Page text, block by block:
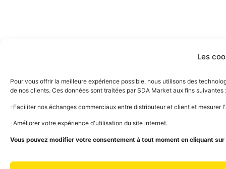
Les
Pour vous offrir la meilleure expérience possible, nous utilisons des
de nos clients. Ces données sont traitées par SDA Market aux fins suivantes
-Faciliter nos échanges commerciaux entre distributeur et client et
-Améliorer votre expérience d'utilisation du site internet.
Vous pouvez modifier votre consentement à tout moment en cliquant